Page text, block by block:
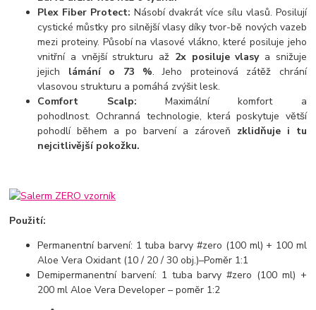
Plex Fiber Protect:Násobí dvakrát více sílu vlasů. Posilují
cystické můstky pro silnější vlasy díky tvor-bě nových vazeb
mezi proteiny. Působí na vlasové vlákno, které posiluje jeho
vnitřní a vnější strukturu až 2x posiluje vlasy a snižuje
jejich lámání o 73 %. Jeho proteinová zátěž chrání
vlasovou strukturu a pomáhá zvýšit lesk.
Comfort Scalp: Maximální komfort a
pohodlnost. Ochranná technologie, která poskytuje větší
pohodlí během a po barvení a zároveň zklidňuje i tu
nejcitlivější pokožku.
Použití:
Permanentní barvení: 1 tuba barvy #zero (100 ml) + 100 ml
Aloe Vera Oxidant (10 / 20 / 30 obj.)–Poměr 1:1
Demipermanentní barvení: 1 tuba barvy #zero (100 ml) +
200 ml Aloe Vera Developer – poměr 1:2